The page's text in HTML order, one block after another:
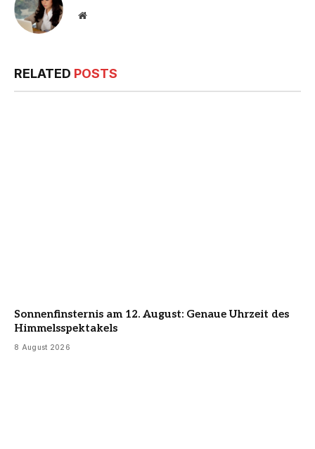
Website
RELATED POSTS
Sonnenfinsternis am 12. August: Genaue Uhrzeit des
Himmelsspektakels
8 August 2026